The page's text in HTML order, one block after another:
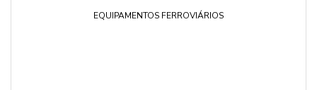
EQUIPAMENTOS FERROVIÁRIOS